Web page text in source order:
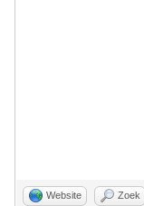
Website Zoek